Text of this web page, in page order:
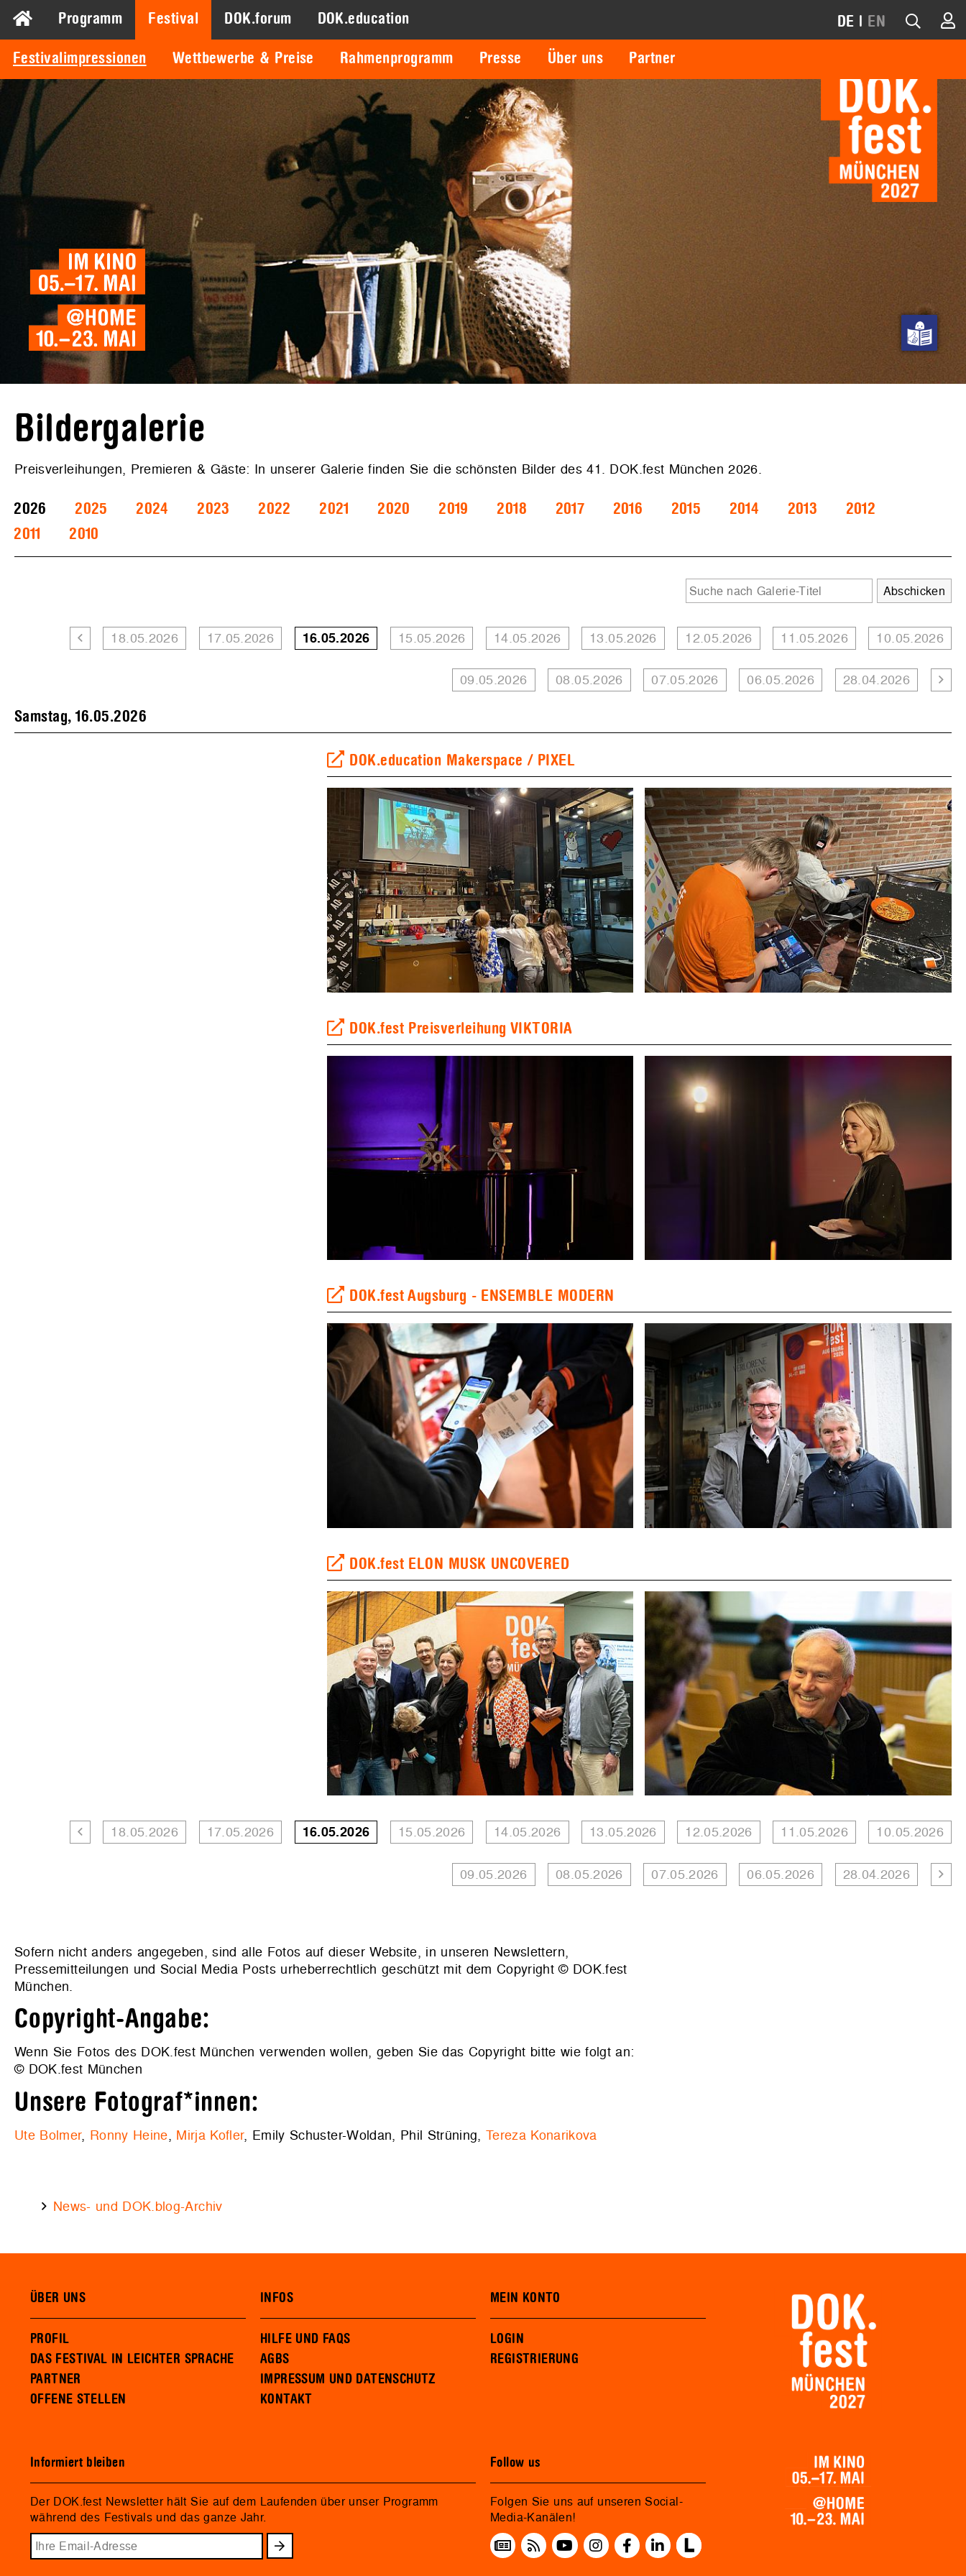
Programm Festival
Festivalimpressionen Wettbewerbe & Preise Rahmenprogramm Presse Über uns Partner
DOK.forum DOK.education DE | EN
Bildergalerie
Preisverleihungen, Premieren & Gäste: In unserer Galerie finden Sie die schönsten Bilder des 41. DOK.fest München 2026.
2026 2025 2024 2023 2022 2021 2020 2019 2018 2017 2016 2015 2014 2013
2012
2011
2010
18.05.2026 17.05.2026 16.05.2026 15.05.2026 14.05.2026 13.05.2026 12.05.2026 11.05.2026 10.05.2026
09.05.2026 08.05.2026 07.05.2026 06.05.2026 28.04.2026
Samstag, 16.05.2026
DOK.education Makerspace / PIXEL
DOK.fest Preisverleihung VIKTORIA
DOK.fest Augsburg - ENSEMBLE MODERN
DOK.fest ELON MUSK UNCOVERED
18.05.2026 17.05.2026 16.05.2026 15.05.2026 14.05.2026 13.05.2026 12.05.2026 11.05.2026 10.05.2026
09.05.2026 08.05.2026 07.05.2026 06.05.2026 28.04.2026
Sofern nicht anders angegeben, sind alle Fotos auf dieser Website, in unseren Newslettern,
Pressemitteilungen und Social Media Posts urheberrechtlich geschützt mit dem Copyright © DOK.fest
München.
Copyright-Angabe:
Wenn Sie Fotos des DOK.fest München verwenden wollen, geben Sie das Copyright bitte wie folgt an:
© DOK.fest München
Unsere Fotograf*innen:
Ute Bolmer, Ronny Heine, Mirja Kofler, Emily Schuster-Woldan, Phil Strüning, Tereza Konarikova
News- und DOK.blog-Archiv
ÜBER UNS
PROFIL
DAS FESTIVAL IN LEICHTER SPRACHE
PARTNER
OFFENE STELLEN
INFOS
HILFE UND FAQS
AGBS
IMPRESSUM UND DATENSCHUTZ
KONTAKT
MEIN KONTO
LOGIN
REGISTRIERUNG
Informiert bleiben
Der DOK.fest Newsletter hält Sie auf dem Laufenden über unser Programm
während des Festivals und das ganze Jahr.
Follow us
Folgen Sie uns auf unseren Social-
Media-Kanälen!